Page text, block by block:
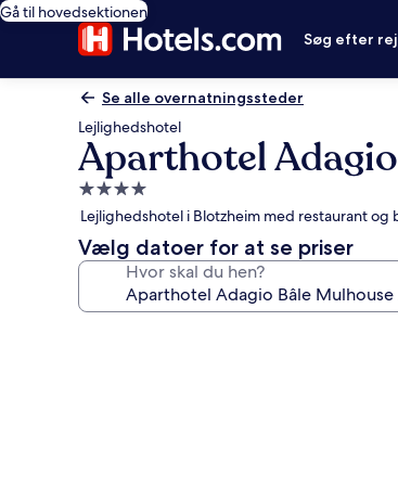
Gå til hovedsektionen
Søg efter
Se alle overnatningssteder
Lejlighedshotel
Aparthotel
4.0-
stjernet
overnatningssted
Lejlighedshotel i Blotzheim med restaurant og
Vælg datoer for at se priser
Hvor skal du hen?